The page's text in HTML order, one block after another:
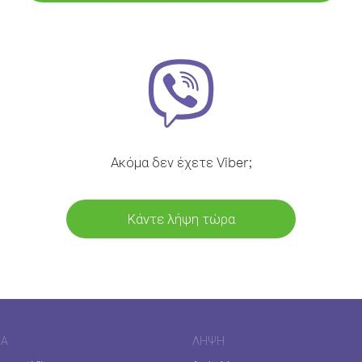
Ακόμα δεν έχετε Viber;
Κάντε λήψη τώρα
ΛΉΨΗ